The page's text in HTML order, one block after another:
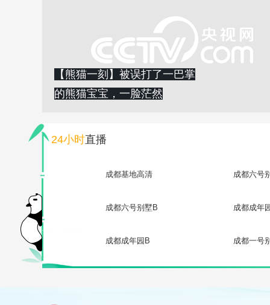
【熊猫一刻】被误打了一巴掌
的熊猫宝宝，一脸茫然
24小时直播
成都基地高清 成都六号
成都六号别墅B 成都成年
成都成年园B 成都一号